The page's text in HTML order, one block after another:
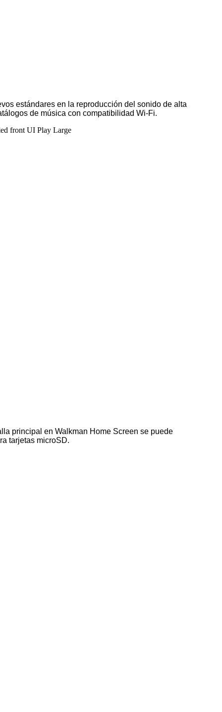
estándares en la reproducción del sonido de alta
de música con compatibilidad Wi-Fi.
principal en Walkman Home Screen se puede
tarjetas microSD.